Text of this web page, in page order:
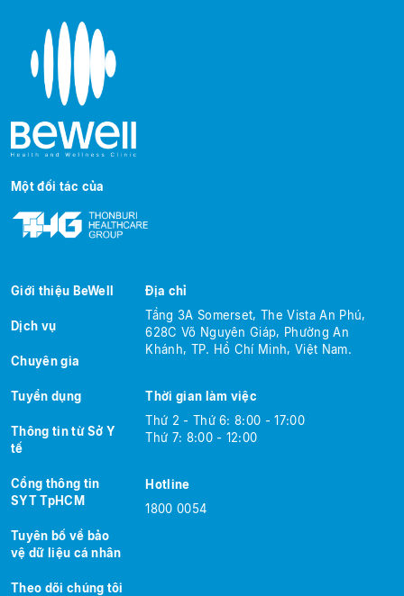
Một đối tác của
Giới thiệu BeWell
Dịch vụ
Chuyên gia
Tuyển dụng
Thông tin từ Sở Y
tế
Cổng thông tin
SYT TpHCM
Tuyên bố về bảo
vệ dữ liệu cá nhân
Địa chỉ
Tầng 3A Somerset, The Vista An Phú,
628C Võ Nguyên Giáp, Phường An
Khánh, TP. Hồ Chí Minh, Việt Nam.
Thời gian làm việc
Thứ 2 - Thứ 6: 8:00 - 17:00
Thứ 7: 8:00 - 12:00
Hotline
1800 0054
Theo dõi chúng tôi